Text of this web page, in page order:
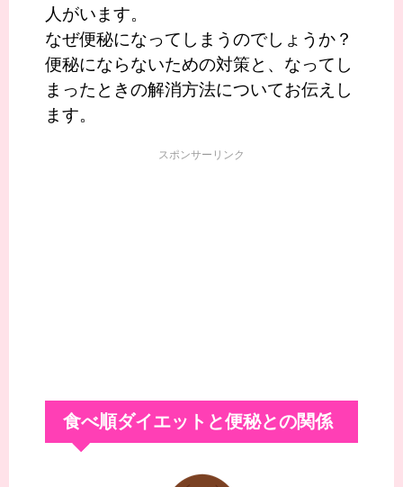
人がいます。
なぜ便秘になってしまうのでしょうか？
便秘にならないための対策と、なってし
まったときの解消方法についてお伝えし
ます。
スポンサーリンク
食べ順ダイエットと便秘との関係